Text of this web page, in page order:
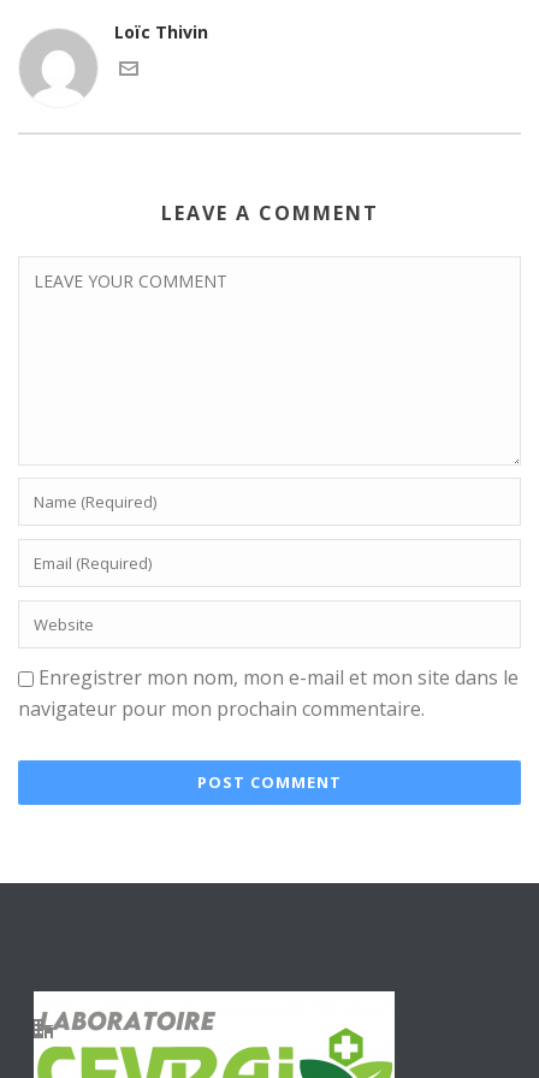
Loïc Thivin
LEAVE A COMMENT
Enregistrer mon nom, mon e-mail et mon site dans le
navigateur pour mon prochain commentaire.